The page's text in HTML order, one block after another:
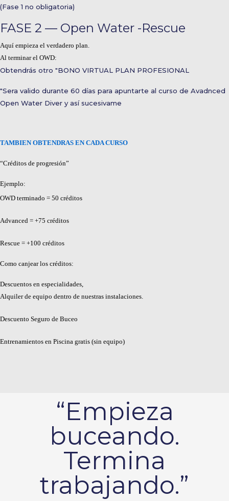
(Fase 1 no obligatoria)
FASE 2 — Open Water -Rescue
Aquí empieza el verdadero plan.
Al terminar el OWD:
Obtendrás otro "BONO VIRTUAL PLAN PROFESIONAL
"Sera valido durante 60 días para apuntarte al curso de Avadnced
Open Water Diver y así sucesivame
TAMBIEN OBTENDRAS EN CADA CURSO
“Créditos de progresión”
Ejemplo:
OWD terminado = 50 créditos
Advanced = +75 créditos
Rescue = +100 créditos
Como canjear los créditos:
Descuentos en especialidades,
Alquiler de equipo dentro de nuestras instalaciones.
Descuento Seguro de Buceo
Entrenamientos en Piscina gratis (sin equipo)
“Empieza
buceando.
Termina
trabajando.”